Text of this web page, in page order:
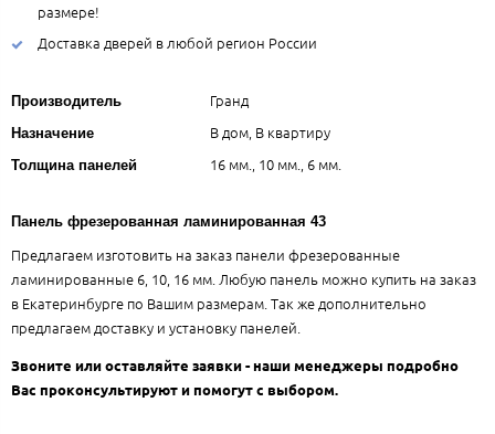
размере!
Доставка дверей в любой регион России
Производитель Гранд
Назначение В дом, В квартиру
Толщина панелей 16 мм., 10 мм., 6 мм.
Панель фрезерованная ламинированная 43
Предлагаем изготовить на заказ панели фрезерованные
ламинированные 6, 10, 16 мм. Любую панель можно купить на заказ
в Екатеринбурге по Вашим размерам. Так же дополнительно
предлагаем доставку и установку панелей.
Звоните или оставляйте заявки - наши менеджеры подробно
Вас проконсультируют и помогут с выбором.